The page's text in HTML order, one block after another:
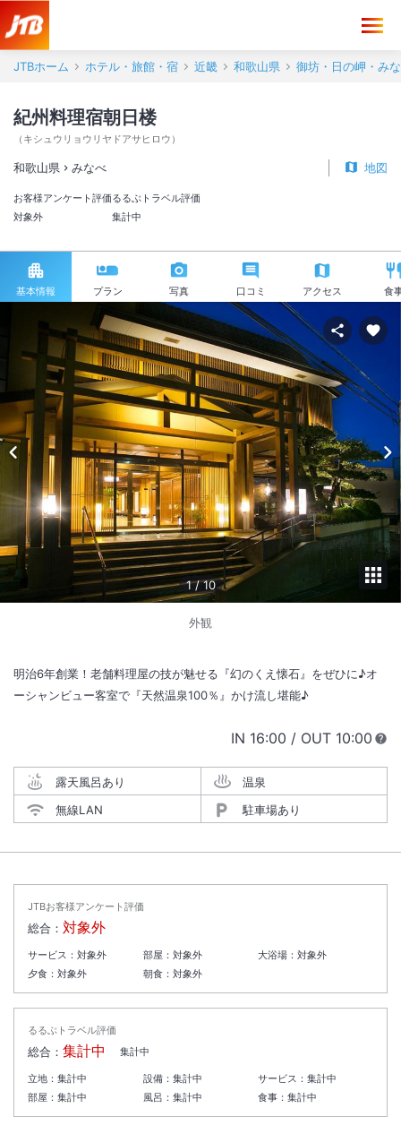
JTBホーム ホテル・旅館・宿 近畿 和歌山県 御坊・日の岬・み
紀州料理宿朝日楼
（ キシュウリョウリヤドアサヒロウ ）
和歌山県 みなべ 地図
お客様アンケート評価
対象外
るるぶトラベル評価
集計中
基本情報 プラン 写真 口コミ アクセス 食
1 /10
外観
明治6年創業！老舗料理屋の技が魅せる『幻のくえ懐石』をぜひに♪オ
ーシャンビュー客室で『天然温泉100％』かけ流し堪能♪
IN チェックイン
16:00 / OUT チェック
10:00
露天風呂あり
温泉
無線LAN
駐車場あり
JTBお客様アンケート評価
総合： 対象外
サービス： 対象外 部屋： 対象外 大浴場：対象外
夕食： 対象外 朝食： 対象外
るるぶトラベル評価
総合： 集計中 集計中
立地： 集計中 設備： 集計中 サービス：集計中
部屋： 集計中 風呂： 集計中 食事：集計中